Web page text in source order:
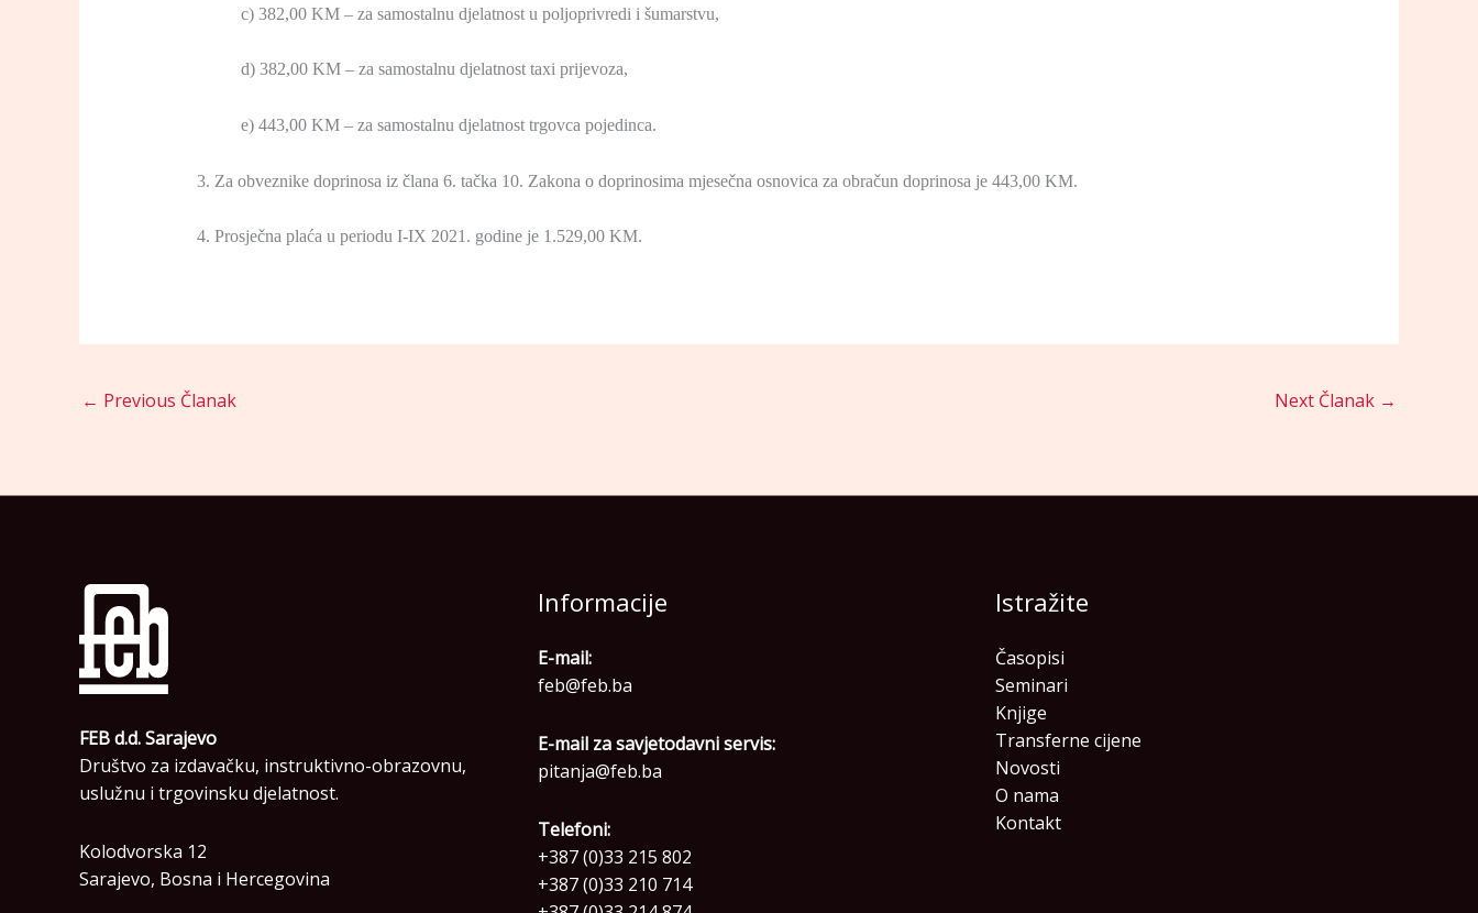
c) 382,00 KM – za samostalnu djelatnost u poljoprivredi i šumarstvu,
d) 382,00 KM – za samostalnu djelatnost taxi prijevoza,
e) 443,00 KM – za samostalnu djelatnost trgovca pojedinca.
3. Za obveznike doprinosa iz člana 6. tačka 10. Zakona o doprinosima mjesečna osnovica za obračun doprinosa je 443,00 KM.
4. Prosječna plaća u periodu I-IX 2021. godine je 1.529,00 KM.
← Previous Članak Next Članak →
FEB d.d. Sarajevo
Društvo za izdavačku, instruktivno-obrazovnu,
uslužnu i trgovinsku djelatnost.
Kolodvorska 12
Sarajevo, Bosna i Hercegovina
Informacije
E-mail:
feb@feb.ba
E-mail za savjetodavni servis:
pitanja@feb.ba
Telefoni:
+387 (0)33 215 802
+387 (0)33 210 714
Istražite
Časopisi
Seminari
Knjige
Transferne cijene
Novosti
O nama
Kontakt